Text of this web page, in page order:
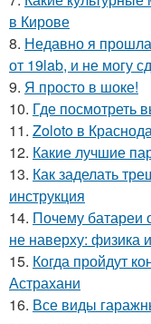
в Кирове
8. Недавно я прошла
от 19lab, и не могу
9. Я просто в шоке!
10. Где посмотреть
11. Zoloto в
12. Какие лучшие
13. Как заделать
инструкция
14. Почему батареи
не наверху: физика
15. Когда пройдут
Астрахани
16. Все виды